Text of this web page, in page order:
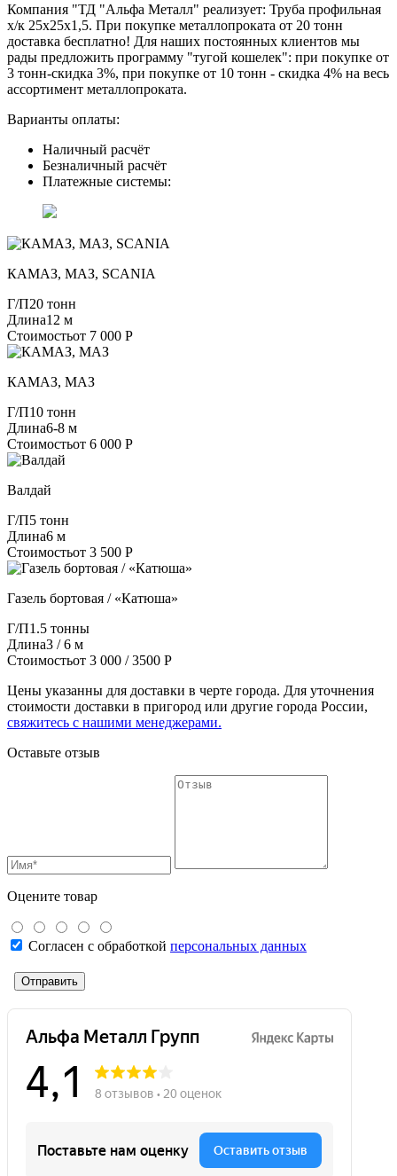
Компания "ТД "Альфа Металл" реализует: Труба профильная
х/к 25х25х1,5. При покупке металлопроката от 20 тонн
доставка бесплатно! Для наших постоянных клиентов мы
рады предложить программу "тугой кошелек": при покупке от
3 тонн-скидка 3%, при покупке от 10 тонн - скидка 4% на весь
ассортимент металлопроката.
Варианты оплаты:
Наличный расчёт
Безналичный расчёт
Платежные системы:
КАМАЗ, МАЗ, SCANIA
Г/П20 тонн
Длина12 м
Стоимостьот 7 000 Р
КАМАЗ, МАЗ
Г/П10 тонн
Длина6-8 м
Стоимостьот 6 000 Р
Валдай
Г/П5 тонн
Длина6 м
Стоимостьот 3 500 Р
Газель бортовая / «Катюша»
Г/П1.5 тонны
Длина3 / 6 м
Стоимостьот 3 000 / 3500 Р
Цены указанны для доставки в черте города. Для уточнения
стоимости доставки в пригород или другие города России,
свяжитесь с нашими менеджерами.
Оставьте отзыв
Оцените товар
Согласен с обработкой персональных данных
Отправить